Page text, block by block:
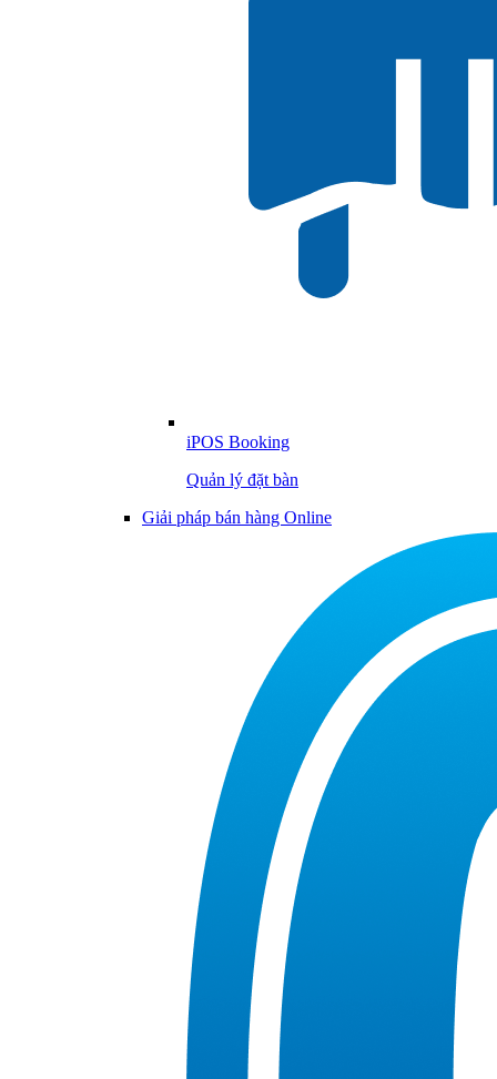
iPOS Booking
Quản lý đặt bàn
Giải pháp bán hàng Online